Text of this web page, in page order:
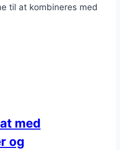
til at kombineres med
med
og